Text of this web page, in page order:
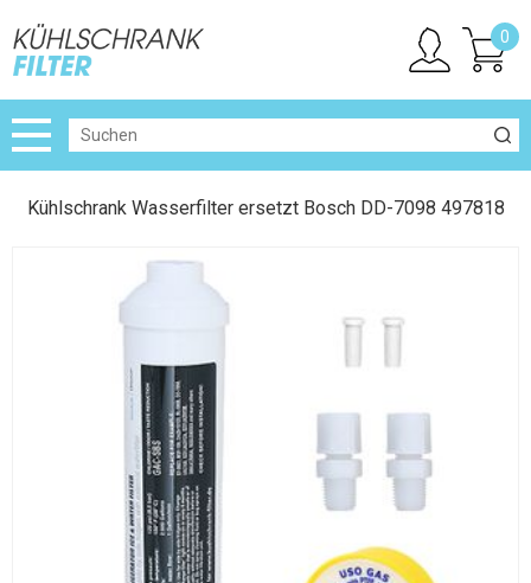
0
Kühlschrank Wasserfilter ersetzt Bosch DD-7098 497818